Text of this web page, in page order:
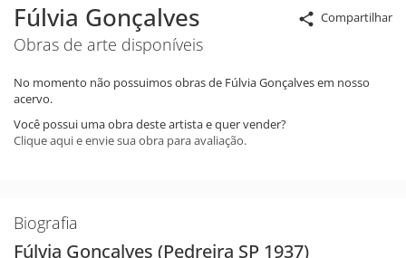
Compartilhar
Fúlvia Gonçalves
Obras de arte disponíveis
No momento não possuimos obras de Fúlvia Gonçalves em nosso
acervo.
Você possui uma obra deste artista e quer vender?
Clique aqui e envie sua obra para avaliação.
Biografia
Fúlvia Gonçalves (Pedreira SP 1937)